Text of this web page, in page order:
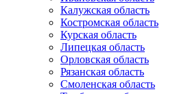
Калужская область
Костромская область
Курская область
Липецкая область
Орловская область
Рязанская область
Смоленская область